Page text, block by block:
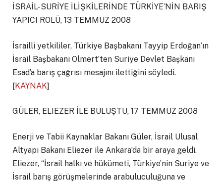
İSRAİL-SURİYE İLİŞKİLERİNDE TÜRKİYE’NİN BARIŞ
YAPICI ROLÜ, 13 TEMMUZ 2008
İsrailli yetkililer, Türkiye Başbakanı Tayyip Erdoğan’ın
İsrail Başbakanı Olmert’ten Suriye Devlet Başkanı
Esad’a barış çağrısı mesajını ilettiğini söyledi.
[KAYNAK]
GÜLER, ELIEZER İLE BULUŞTU, 17 TEMMUZ 2008
Enerji ve Tabii Kaynaklar Bakanı Güler, İsrail Ulusal
Altyapı Bakanı Eliezer ile Ankara’da bir araya geldi.
Eliezer, “İsrail halkı ve hükümeti, Türkiye’nin Suriye ve
İsrail barış görüşmelerinde arabuluculuğuna ve